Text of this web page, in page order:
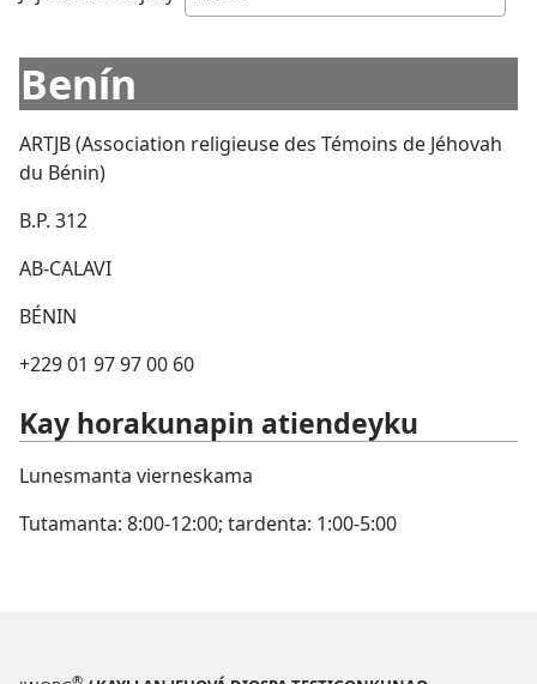
Benín
ARTJB (Association religieuse des Témoins de Jéhovah
du Bénin)
B.P. 312
AB-CALAVI
BÉNIN
+229 01 97 97 00 60
Kay horakunapin atiendeyku
Lunesmanta vierneskama
Tutamanta: 8:00-12:00; tardenta: 1:00-5:00
®